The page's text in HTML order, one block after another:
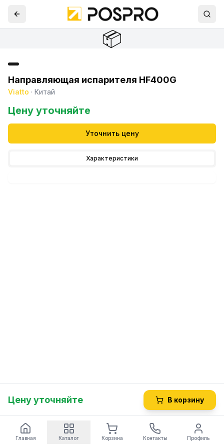
📦
Направляющая испарителя HF400G
Viatto · Китай
Цену уточняйте
Уточнить цену
Характеристики
Цену уточняйте В корзину
Главная Каталог Корзина Контакты Профиль